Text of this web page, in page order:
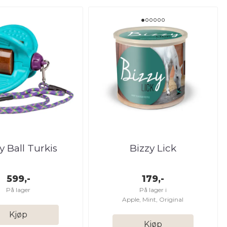
Ball Turkis
599,-
På lager
Kjøp
Bizzy Lick
179,-
På lager i
Apple, Mint, Original
Kjøp